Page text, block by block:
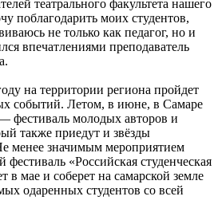
театрального факультета нашего
поблагодарить моих студентов,
не только как педагог, но и
впечатлениями преподаватель
на территории региона пройдет
событий. Летом, в июне, в Самаре
молодых авторов и
также приедут и звёзды
менее значимым мероприятием
«Российская студенческая
в мае и соберет на самарской земле
одаренных студентов со всей